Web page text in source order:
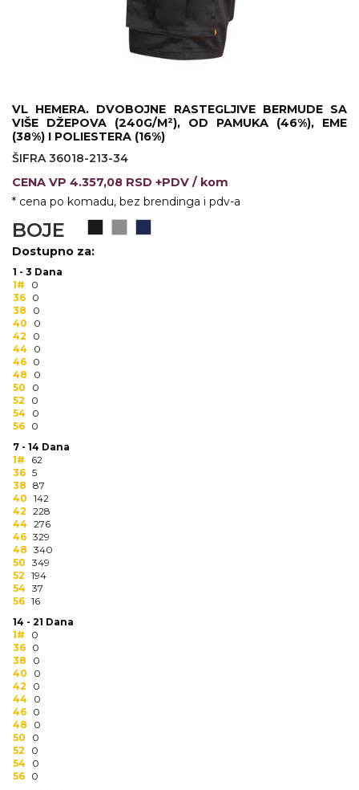
SUBLIMACIJA
CRICKET UPALJAČI
ŠIBICA
JAKNE I PRSLUCI
HYGIENIC KOLEKCIJA
OKOVRATNE ID TRAKICE
PRIBOR ZA PISANJE
NARUKVICE ZA ŽURKE I
DOGAĐAJE
ID PLOČICA
TERMOSI
BOCE
TEHNOLOGIJA
KANCELARIJA
KUĆNI SETOVI
OLOVKE
PRIVESCI & ALATI
TORBE & PUTOVANJE
TEKSTIL
RADNA OPREMA
VL HEMERA. DVOBOJNE RASTEGLJIVE BERMUDE SA
VIŠE DŽEPOVA (240G/M²), OD PAMUKA (46%), EME
(38%) I POLIESTERA (16%)
ŠIFRA 36018-213-34
CENA VP 4.357,08 RSD +PDV / kom
* cena po komadu, bez brendinga i pdv-a
BOJE
Dostupno za:
1 - 3 Dana
1#
0
36 0
38
0
40
0
42
0
44
0
46 0
48
0
50
0
52
0
54
0
56 0
7 - 14 Dana
1#
62
36 5
38 87
40 142
42 228
44 276
46 329
48 340
50 349
52 194
54 37
56 16
14 - 21 Dana
1#
0
36 0
38
0
40
0
42
0
44
0
46 0
48
0
50
0
52
0
54
0
56 0